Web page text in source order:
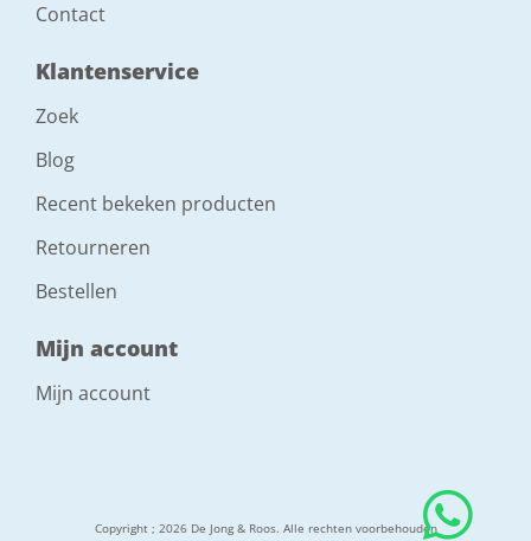
Contact
Klantenservice
Zoek
Blog
Recent bekeken producten
Retourneren
Bestellen
Mijn account
Mijn account
Copyright ; 2026 De Jong & Roos. Alle rechten voorbehouden